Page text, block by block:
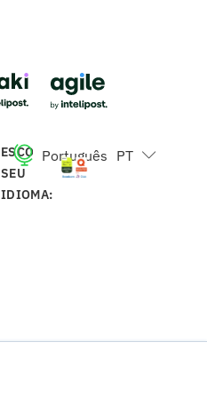
ESCOLHA
SEU
IDIOMA:
Português PT
English EN